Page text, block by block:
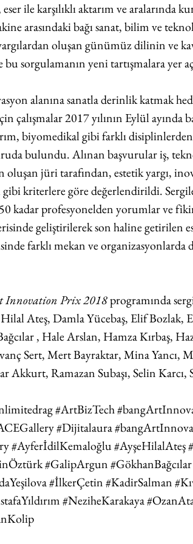
eser ile karşılıklı aktarım ve aralarında
arasındaki bağı sanat, bilim ve
oluşan günümüz dilinin ve
bu sorgulamanın yeni tartışmalara yer
alanına sanatla derinlik katmak
çalışmalar 2017 yılının Eylül ayında
biyomedikal gibi farklı
bulundu. Alınan başvurular iş,
jüri tarafından, estetik yargı,
kriterlere göre değerlendirildi.
kadar profesyonelden yorumlar ve
geliştirilerek son haline getirilen
farklı mekan ve
Innovation Prix 2018 programında
Ateş, Damla Yücebaş, Elif Bozlak,
, Hale Arslan, Hamza Kırbaş,
Sert, Mert Bayraktar, Mina Yancı,
Akkurt, Ramazan Subaşı, Selin
#ArtBizTech
#Dijitalaura
#AyferİdilKemaloğlu#AyşeHilalAteş
#GalipArgun#GökhanBağcılar
#İlkerÇetin#KadirSalman
#NeziheKarakaya